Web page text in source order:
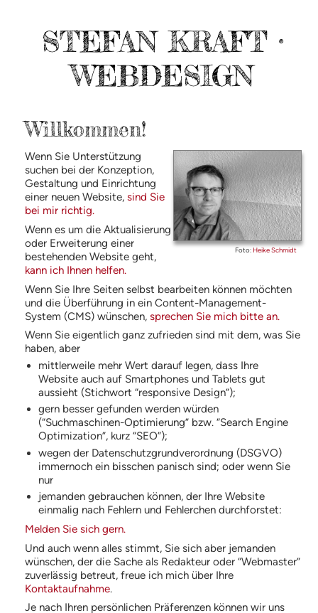
STEFAN KRAFT ·
WEBDESIGN
Willkommen!
Foto: Heike Schmidt
Wenn Sie Unterstützung
suchen bei der Konzeption,
Gestaltung und Einrichtung
einer neuen Website, sind Sie
bei mir richtig.
Wenn es um die Aktualisierung
oder Erweiterung einer
bestehenden Website geht,
kann ich Ihnen helfen.
Wenn Sie Ihre Seiten selbst bearbeiten können möchten
und die Überführung in ein Content-Management-
System (CMS) wünschen, sprechen Sie mich bitte an.
Wenn Sie eigentlich ganz zufrieden sind mit dem, was Sie
haben, aber
mittlerweile mehr Wert darauf legen, dass Ihre
Website auch auf Smartphones und Tablets gut
aussieht (Stichwort “responsive Design”);
gern besser gefunden werden würden
(“Suchmaschinen-Optimierung” bzw. “Search Engine
Optimization”, kurz “SEO”);
wegen der Datenschutzgrundverordnung (DSGVO)
immernoch ein bisschen panisch sind; oder wenn Sie
nur
jemanden gebrauchen können, der Ihre Website
einmalig nach Fehlern und Fehlerchen durchforstet:
Melden Sie sich gern.
Und auch wenn alles stimmt, Sie sich aber jemanden
wünschen, der die Sache als Redakteur oder “Webmaster”
zuverlässig betreut, freue ich mich über Ihre
Kontaktaufnahme.
Je nach Ihren persönlichen Präferenzen können wir uns